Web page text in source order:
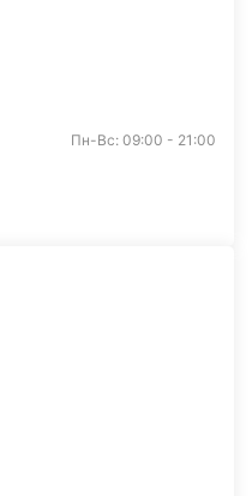
Пн-Вс: 09:00 - 21:00